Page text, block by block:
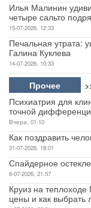
Илья Малинин
четыре сальто
15-07-2026, 12:33
Печальная утрата:
Галина Куклева
14-07-2026, 10:33
Прочее
Психиатрия для
точной
Вчера, 01:10
Как поздравить
31-07-2026, 18:01
Спайдерное
6-07-2026, 21:57
Круиз на
цены и как выбрать